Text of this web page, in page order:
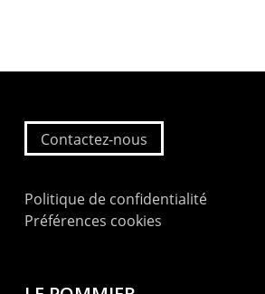
Contactez-nous
Politique de confidentialité
Préférences cookies